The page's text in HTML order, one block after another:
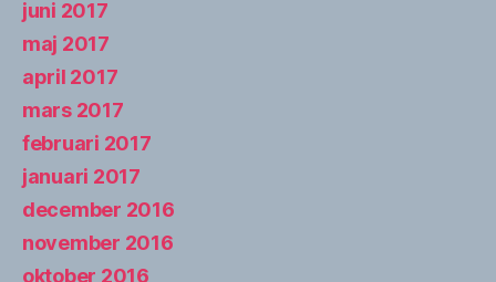
juni 2017
maj 2017
april 2017
mars 2017
februari 2017
januari 2017
december 2016
november 2016
oktober 2016